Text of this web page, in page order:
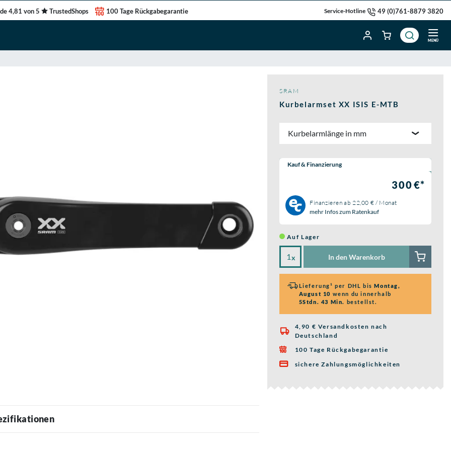
4,81 von 5 TrustedShops 100 Tage Rückgabegarantie Service-Hotline 49 (0)761-8879 3820
MENÜ
SRAM
Kurbelarmset XX ISIS E-MTB
Kurbelarmlänge in mm
Wähle eine Preisoption:
Kauf & Finanzierung
300 €*
Finanzieren ab 22,00 € / Monat
mehr Infos zum Ratenkauf
Auf Lager
x In den Warenkorb
Lieferung¹ per DHL bisMontag,
August 10 wenn du innerhalb
5Stdn. 43 Min.
bestellst.

4,90 € Versandkosten nach
Deutschland
 100 Tage Rückgabegarantie
 sichere Zahlungsmöglichkeiten